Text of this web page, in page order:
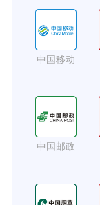
中国移动
中国邮政